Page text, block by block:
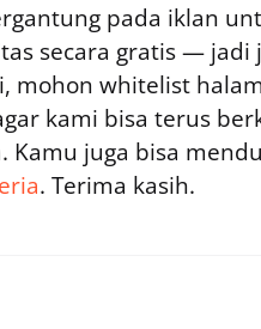
pada iklan
secara gratis — jadi
mohon whitelist
kami bisa terus
juga bisa
. Terima kasih.